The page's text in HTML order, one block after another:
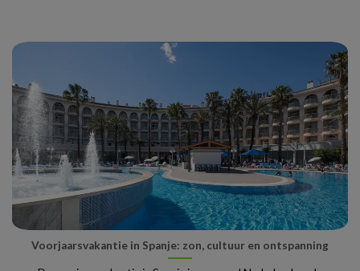
Voorjaarsvakantie in Spanje: zon, cultuur en ontspanning